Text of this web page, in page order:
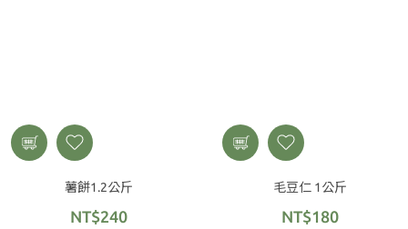
薯餅1.2公斤
NT$240
毛豆仁 1公斤
NT$180